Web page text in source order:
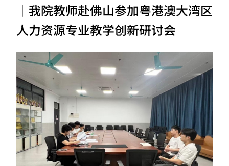
｜我院教师赴佛山参加粤港澳大湾区
人力资源专业教学创新研讨会